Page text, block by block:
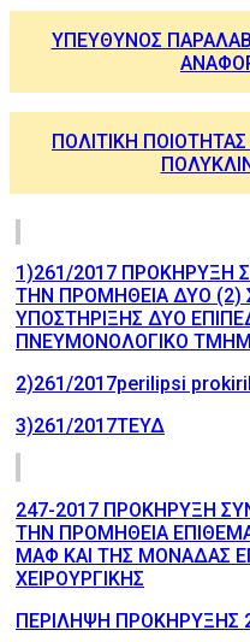
ΥΠΕΥΘΥΝΟΣ
ΠΟΛΙΤΙΚΗ
1)261/2017 ΠΡΟΚΗΡΥΞΗ
ΤΗΝ ΠΡΟΜΗΘΕΙΑ ΔΥΟ (2)
ΥΠΟΣΤΗΡΙΞΗΣ ΔΥΟ
ΠΝΕΥΜΟΝΟΛΟΓΙΚΟ
2)261/2017perilipsi
3)261/2017ΤΕΥΔ
247-2017 ΠΡΟΚΗΡΥΞΗ
ΤΗΝ ΠΡΟΜΗΘΕΙΑ
ΜΑΦ ΚΑΙ ΤΗΣ ΜΟΝΑΔΑΣ
ΧΕΙΡΟΥΡΓΙΚΗΣ
ΠΕΡΙΛΗΨΗ ΠΡΟΚΗΡΥΞΗΣ